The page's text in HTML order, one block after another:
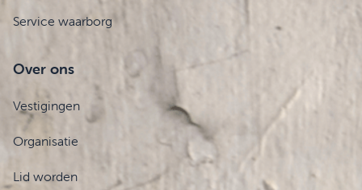
Service waarborg
Over ons
Vestigingen
Organisatie
Lid worden